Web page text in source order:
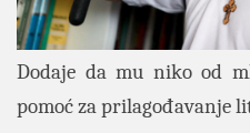
Dodaje da mu niko od
pomoć za prilagođavanje